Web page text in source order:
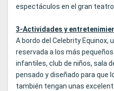
espectáculos en el gran
3-Actividades y
A bordo del Celebrity Equinox,
reservada a los más
infantiles, club de niños, sala
pensado y diseñado para que
también tengan unas